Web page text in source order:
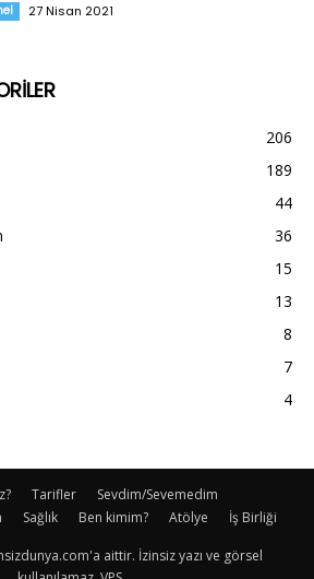
27 Nisan 2021
206
189
44
36
15
13
8
7
4
Tarifler
Sevdim/Sevemedim
Sağlık Ben kimim? Atölye İş Birliği
aittir. İzinsiz yazı ve görsel